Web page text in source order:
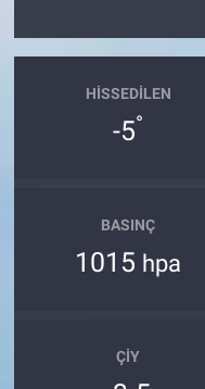
HISSEDILEN
-5°
BASINÇ
1015 hpa
ÇIY